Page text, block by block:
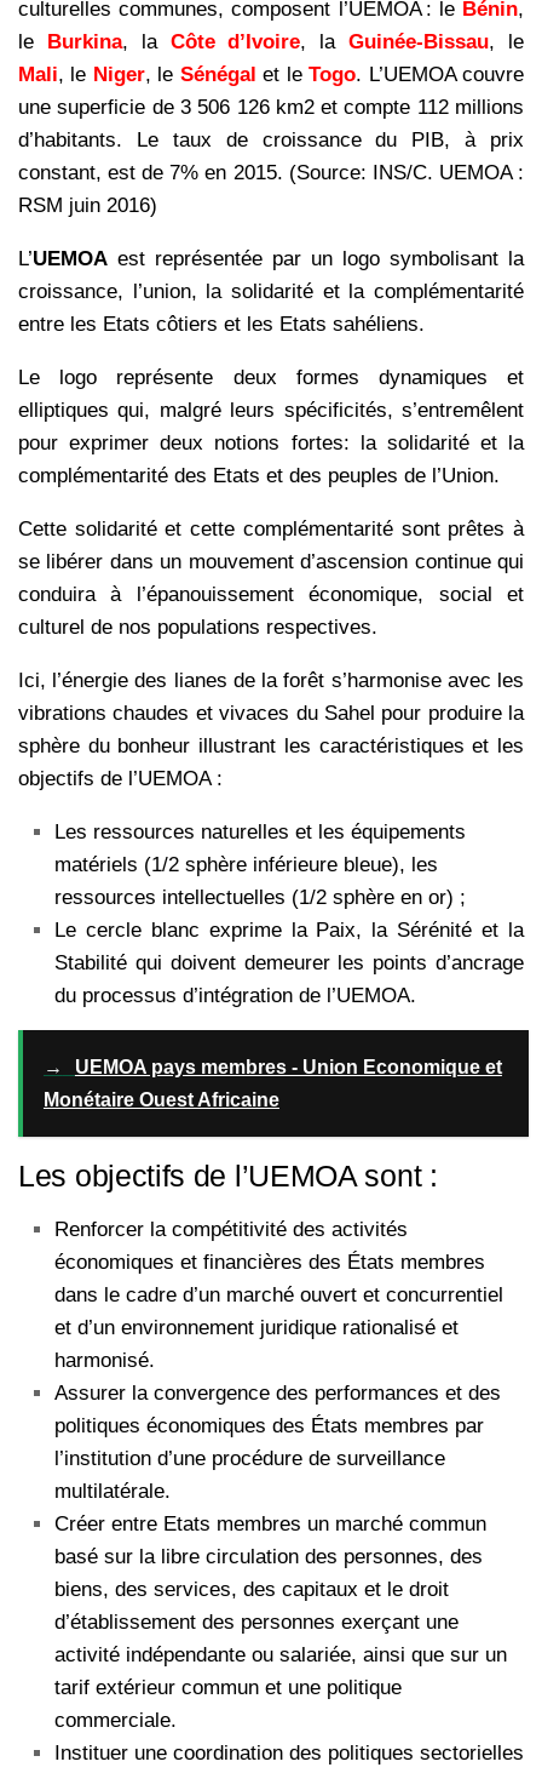
culturelles communes, composent l’UEMOA : le Bénin,
le Burkina, la Côte d’Ivoire, laGuinée-Bissau, le
Mali, le Niger, le Sénégal et leTogo. L’UEMOA couvre
une superficie de 3 506 126 km2 et compte 112 millions
d’habitants. Le taux de croissance du PIB, à prix
constant, est de 7% en 2015. (Source: INS/C. UEMOA :
RSM juin 2016)
L’UEMOA est représentée par un logo symbolisant la
croissance, l’union, la solidarité et la complémentarité
entre les Etats côtiers et les Etats sahéliens.
Le logo représente deux formes dynamiques et
elliptiques qui, malgré leurs spécificités, s’entremêlent
pour exprimer deux notions fortes: la solidarité et la
complémentarité des Etats et des peuples de l’Union.
Cette solidarité et cette complémentarité sont prêtes à
se libérer dans un mouvement d’ascension continue qui
conduira à l’épanouissement économique, social et
culturel de nos populations respectives.
Ici, l’énergie des lianes de la forêt s’harmonise avec les
vibrations chaudes et vivaces du Sahel pour produire la
sphère du bonheur illustrant les caractéristiques et les
objectifs de l’UEMOA :
Les ressources naturelles et les équipements
matériels (1/2 sphère inférieure bleue), les
ressources intellectuelles (1/2 sphère en or) ;
Le cercle blanc exprime la Paix, la Sérénité et la
Stabilité qui doivent demeurer les points d’ancrage
du processus d’intégration de l’UEMOA.
→
UEMOA pays membres - Union Economique et
Monétaire Ouest Africaine
Les objectifs de l’UEMOA sont :
Renforcer la compétitivité des activités
économiques et financières des États membres
dans le cadre d’un marché ouvert et concurrentiel
et d’un environnement juridique rationalisé et
harmonisé.
Assurer la convergence des performances et des
politiques économiques des États membres par
l’institution d’une procédure de surveillance
multilatérale.
Créer entre Etats membres un marché commun
basé sur la libre circulation des personnes, des
biens, des services, des capitaux et le droit
d’établissement des personnes exerçant une
activité indépendante ou salariée, ainsi que sur un
tarif extérieur commun et une politique
commerciale.
Instituer une coordination des politiques sectorielles